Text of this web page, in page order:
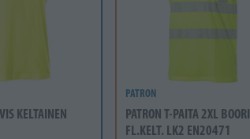
KELTAINEN
PATRON
PATRON T-PAITA 2XL BOORI
FL.KELT. LK2 EN20471